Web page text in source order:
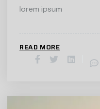
lorem ipsum
READ MORE